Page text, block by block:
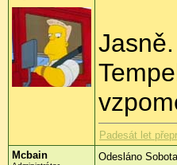
Padesát let
Mcbain
Odesláno